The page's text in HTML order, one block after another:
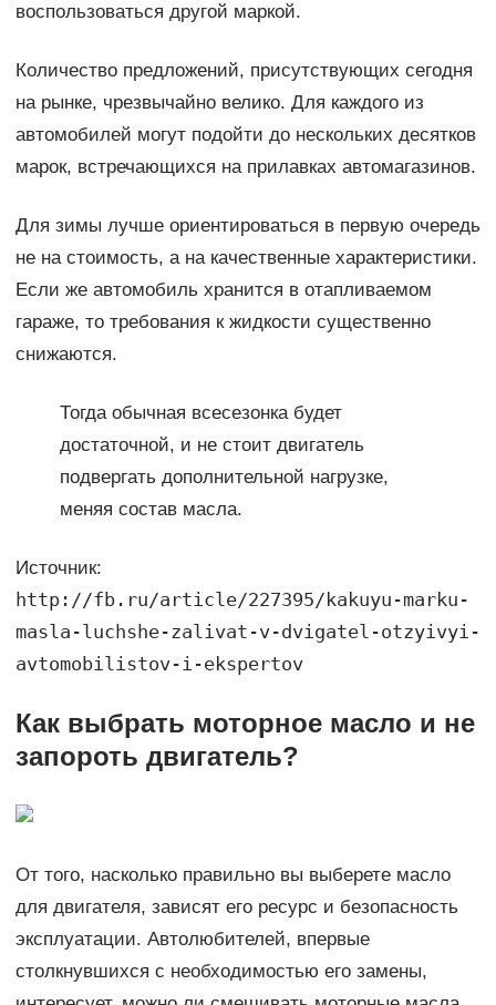
воспользоваться другой маркой.
Количество предложений, присутствующих сегодня
на рынке, чрезвычайно велико. Для каждого из
автомобилей могут подойти до нескольких десятков
марок, встречающихся на прилавках автомагазинов.
Для зимы лучше ориентироваться в первую очередь
не на стоимость, а на качественные характеристики.
Если же автомобиль хранится в отапливаемом
гараже, то требования к жидкости существенно
снижаются.
Тогда обычная всесезонка будет
достаточной, и не стоит двигатель
подвергать дополнительной нагрузке,
меняя состав масла.
Источник:
http://fb.ru/article/227395/kakuyu-marku-
masla-luchshe-zalivat-v-dvigatel-otzyivyi-
avtomobilistov-i-ekspertov
Как выбрать моторное масло и не
запороть двигатель?
От того, насколько правильно вы выберете масло
для двигателя, зависят его ресурс и безопасность
эксплуатации. Автолюбителей, впервые
столкнувшихся с необходимостью его замены,